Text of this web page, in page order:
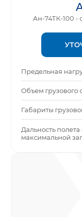
Ан-74ТК-100 -
Предельная
Объем грузового
Габариты
Дальность
максимальной